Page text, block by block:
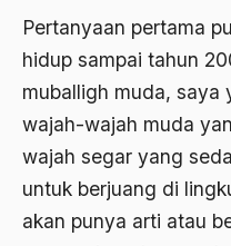
Pertanyaan pertama
hidup sampai tahun
muballigh muda, saya
wajah-wajah muda
wajah segar yang
untuk berjuang di
akan punya arti atau
Agama Hukum
Agama Inovasi
Agama Islam
agama populer
Agama Terang